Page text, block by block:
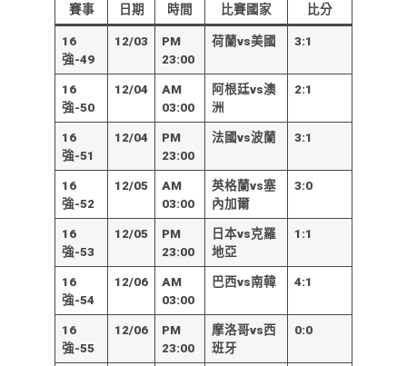
賽事 日期 時間 比賽國家 比分
16
強-49
12/03
PM
23:00
荷蘭vs美國 3:1
16
強-50
12/04
AM
03:00
阿根廷vs澳
洲
2:1
16
強-51
12/04
PM
23:00
法國vs波蘭 3:1
16
強-52
12/05
AM
03:00
英格蘭vs塞
內加爾
3:0
16
強-53
12/05
PM
23:00
日本vs克羅
地亞
1:1
16
強-54
12/06
AM
03:00
巴西vs南韓 4:1
16
強-55
12/06
PM
23:00
摩洛哥vs西
班牙
0:0